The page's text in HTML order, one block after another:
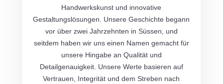
Handwerkskunst und innovative
Gestaltungslösungen. Unsere Geschichte begann
vor über zwei Jahrzehnten in Süssen, und
seitdem haben wir uns einen Namen gemacht für
unsere Hingabe an Qualität und
Detailgenauigkeit. Unsere Werte basieren auf
Vertrauen, Integrität und dem Streben nach